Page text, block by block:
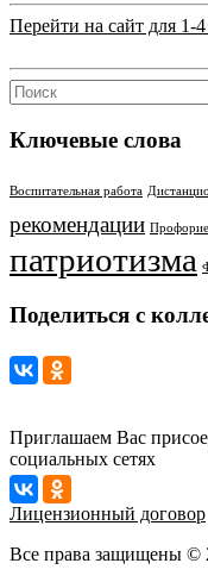
Перейти на сайт для 1-4
Ключевые слова
Воспитательная работа
рекомендации
патриотизма
Поделиться с
Приглашаем Вас
социальных сетях
Лицензионный договор
Все права защищены ©